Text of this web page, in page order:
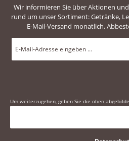
Wir informieren Sie über Aktionen
rund um unser Sortiment: Getränke,
E-Mail-Versand monatlich,
E-
Mail-
*
Um weiterzugehen, geben Sie die oben